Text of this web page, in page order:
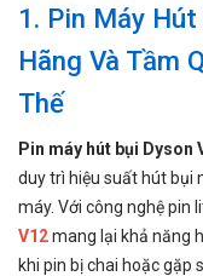
1. Pin Máy
Hãng Và Tầm
Thế
Pin máy hút bụi Dyson
duy trì hiệu suất hút bụi
máy. Với công nghệ pin
V12mang lại khả năng
khi pin bị chai hoặc gặp